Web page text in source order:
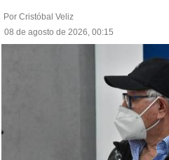
Por Cristóbal Veliz
08 de agosto de 2026, 00:15